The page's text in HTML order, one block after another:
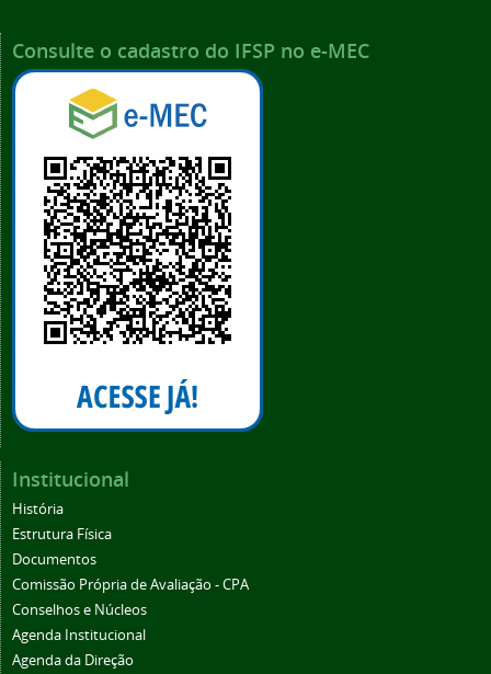
Consulte o cadastro do IFSP no e-MEC
Institucional
História
Estrutura Física
Documentos
Comissão Própria de Avaliação - CPA
Conselhos e Núcleos
Agenda Institucional
Agenda da Direção